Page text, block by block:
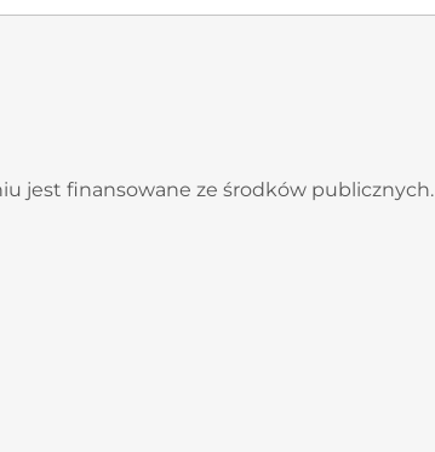
jest finansowane ze środków publicznych.